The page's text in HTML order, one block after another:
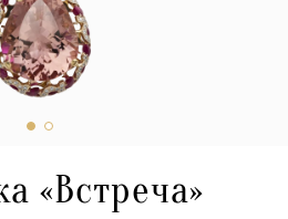
«Встреча»